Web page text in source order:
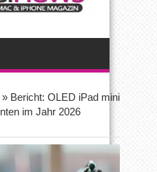
» Bericht: OLED iPad mini
im Jahr 2026